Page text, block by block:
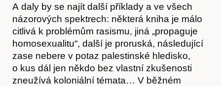
A daly by se najít další příklady a ve všech
názorových spektrech: některá kniha je málo
citlivá k problémům rasismu, jiná „propaguje
homosexualitu“, další je proruská, následující
zase nebere v potaz palestinské hledisko,
o kus dál jen někdo bez vlastní zkušenosti
zneužívá koloniální témata… V běžném